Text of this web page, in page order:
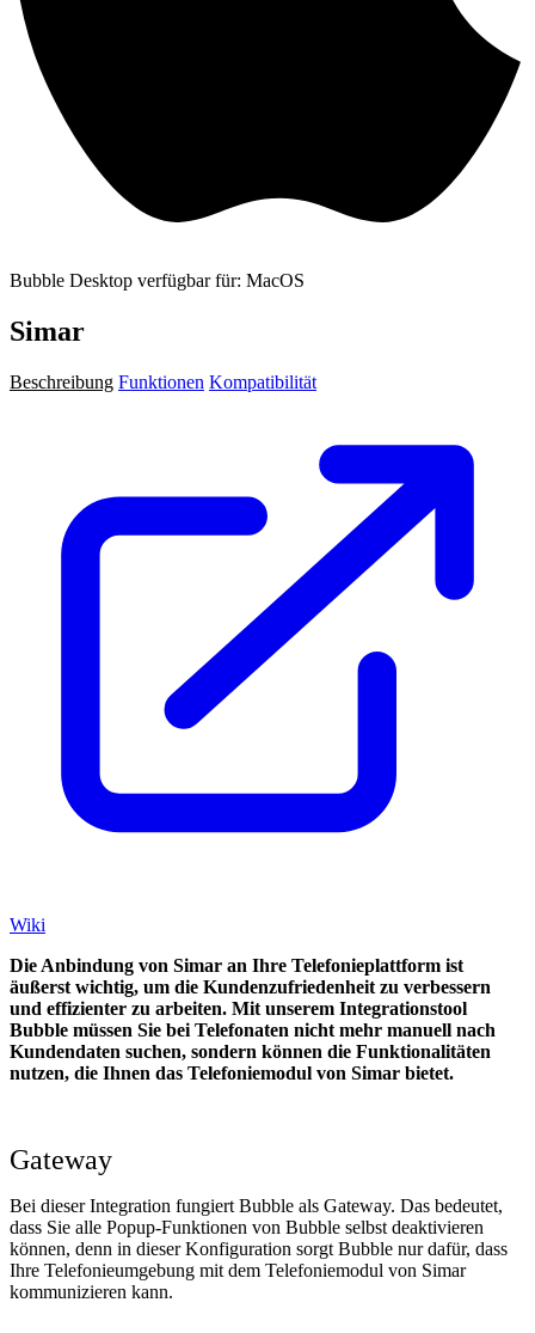
Bubble Desktop verfügbar für: MacOS
Simar
Beschreibung Funktionen Kompatibilität
Wiki
Die Anbindung von Simar an Ihre Telefonieplattform ist
äußerst wichtig, um die Kundenzufriedenheit zu verbessern
und effizienter zu arbeiten. Mit unserem Integrationstool
Bubble müssen Sie bei Telefonaten nicht mehr manuell nach
Kundendaten suchen, sondern können die Funktionalitäten
nutzen, die Ihnen das Telefoniemodul von Simar bietet.
Gateway
Bei dieser Integration fungiert Bubble als Gateway. Das bedeutet,
dass Sie alle Popup-Funktionen von Bubble selbst deaktivieren
können, denn in dieser Konfiguration sorgt Bubble nur dafür, dass
Ihre Telefonieumgebung mit dem Telefoniemodul von Simar
kommunizieren kann.